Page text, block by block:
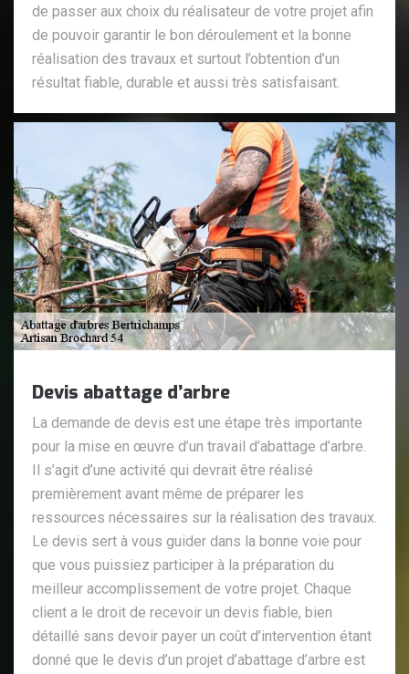
de passer aux choix du réalisateur de votre projet afin
de pouvoir garantir le bon déroulement et la bonne
réalisation des travaux et surtout l’obtention d’un
résultat fiable, durable et aussi très satisfaisant.
Devis abattage d’arbre
La demande de devis est une étape très importante
pour la mise en œuvre d’un travail d’abattage d’arbre.
Il s’agit d’une activité qui devrait être réalisé
premièrement avant même de préparer les
ressources nécessaires sur la réalisation des travaux.
Le devis sert à vous guider dans la bonne voie pour
que vous puissiez participer à la préparation du
meilleur accomplissement de votre projet. Chaque
client a le droit de recevoir un devis fiable, bien
détaillé sans devoir payer un coût d’intervention étant
donné que le devis d’un projet d’abattage d’arbre est